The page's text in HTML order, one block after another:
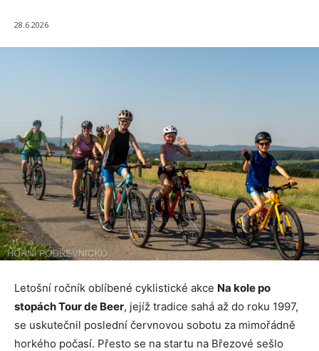
28.6.2026
Letošní ročník oblíbené cyklistické akce Na kole po
stopách Tour de Beer, jejíž tradice sahá až do roku 1997,
se uskutečnil poslední červnovou sobotu za mimořádně
horkého počasí. Přesto se na startu na Březové sešlo